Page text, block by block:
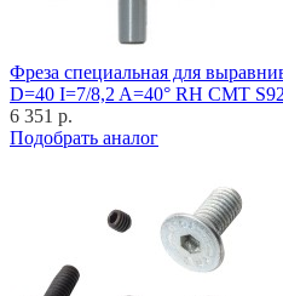
Фреза специальная для
D=40 I=7/8,2 A=40° RH CMT
6 351 р.
Подобрать аналог